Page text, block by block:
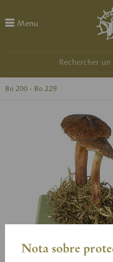
Menu
Bo 200 - Bo 229
Nota sobre